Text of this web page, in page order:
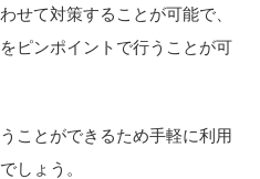
せて対策することが可能で、
ピンポイントで行うことが可
ことができるため手軽に利用
しょう。